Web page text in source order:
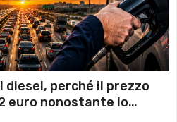
diesel, perché il prezzo
euro nonostante lo